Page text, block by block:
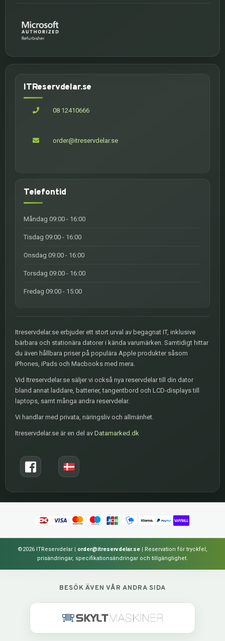
ITReservdelar.se
08 12410666
order@itreservdelar.se
Telefontid
Måndag 09:00 - 16:00
Tisdag 09:00 - 16:00
Onsdag 09:00 - 16:00
Torsdag 09:00 - 16:00
Fredag 09:00 - 15:00
Itreservdelar.se erbjuder ett stort urval av begagnat IT, inklusive
bärbara och stationära datorer i kända varumärken. Samtidigt hittar
du även hållbara priser på populära Apple produkter såsom
iPhones, iPads och Macbooks med mera.
Vid Itreservdelar.se säljer vi också nya reservdelar till din dator
bland annat laddare, batterier, tangentbord och LCD-displays till
laptops, samt många andra reservdelar.
Vi handlar med privata, näringsliv och allmänhet.
Itreservdelar.se är en del av Datamarked.dk
©2026 ITReservdelar | order@itreservdelar.se | Reservation för tryckfel,
prisändringar, specifikationsändringar och tillgänglighet.
BESÖK ÄVEN VÅR ANDRA SIDA